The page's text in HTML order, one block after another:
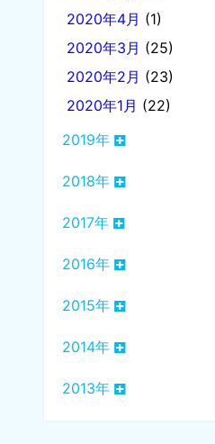
2020年4月 (1)
2020年3月 (25)
2020年2月 (23)
2020年1月 (22)
2019年
2018年
2017年
2016年
2015年
2014年
2013年